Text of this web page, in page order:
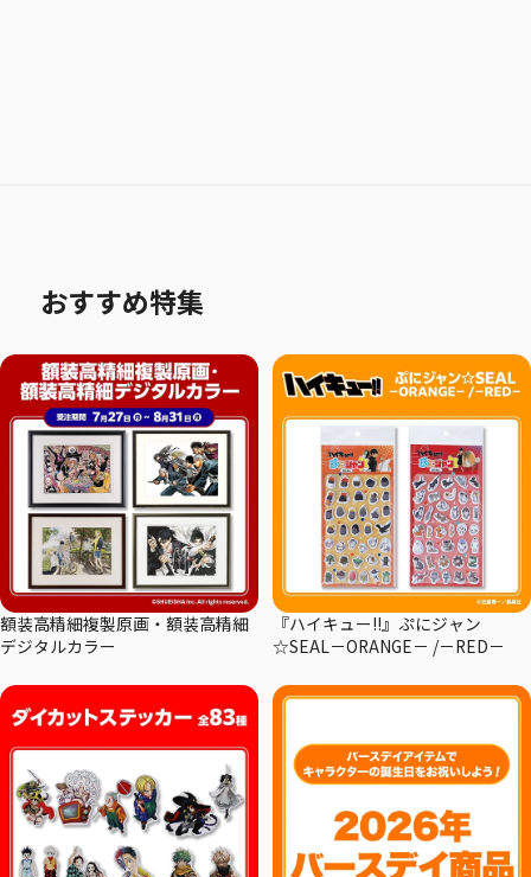
おすすめ特集
額装高精細複製原画・額装高精細
デジタルカラー
『ハイキュー!!』ぷにジャン
☆SEAL－ORANGE－ /－RED－